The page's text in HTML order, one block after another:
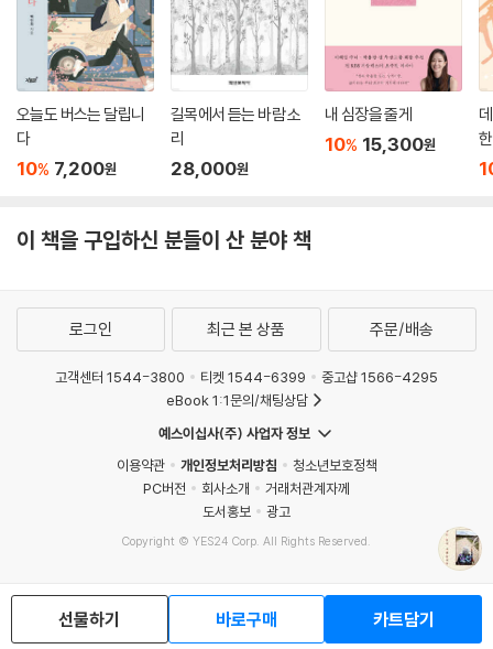
오늘도 버스는 달립니
다
10% 7,200원
길목에서 듣는 바람 소
리
28,000원
내 심장을 줄게
10% 15,300원
이 책을 구입하신 분들이 산 분야 책
선물하기 바로구매 카트담기
로그인 최근 본 상품 주문/배송
고객센터 1544-3800 티켓 1544-6399
중고샵 1566-4295
eBook 1:1문의/채팅상담
예스이십사(주) 사업자 정보
이용약관
개인정보처리방침
청소년보호정책
PC버전
회사소개
거래처관계자께
도서홍보
광고
Copyright © YES24 Corp. All Rights Reserved.